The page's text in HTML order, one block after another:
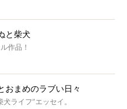
と柴犬
作品！
おまめのラブい日々
ライフ”エッセイ。